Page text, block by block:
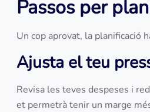
Passos per
Un cop aprovat, la planificació
Ajusta el teu
Revisa les teves despeses i
et permetrà tenir un marge